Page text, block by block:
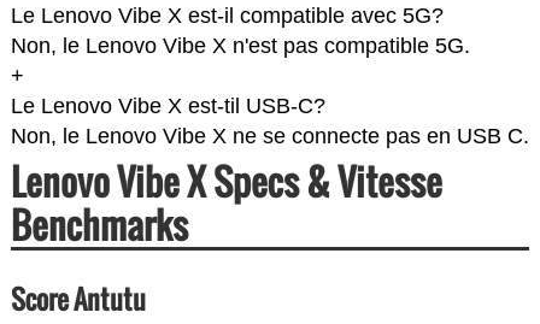
Le Lenovo Vibe X est-il compatible avec 5G?
Non, le Lenovo Vibe X n'est pas compatible 5G.
+
Le Lenovo Vibe X est-til USB-C?
Non, le Lenovo Vibe X ne se connecte pas en USB C.
Lenovo Vibe X Specs & Vitesse
Benchmarks
Score Antutu